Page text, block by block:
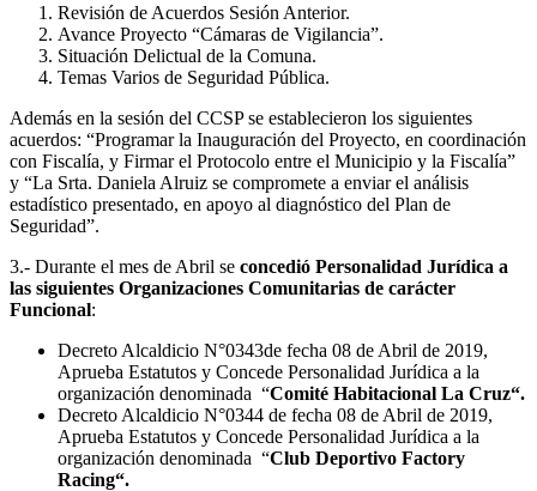
Revisión de Acuerdos Sesión Anterior.
Avance Proyecto “Cámaras de Vigilancia”.
Situación Delictual de la Comuna.
Temas Varios de Seguridad Pública.
Además en la sesión del CCSP se establecieron los siguientes
acuerdos: “Programar la Inauguración del Proyecto, en coordinación
con Fiscalía, y Firmar el Protocolo entre el Municipio y la Fiscalía”
y “La Srta. Daniela Alruiz se compromete a enviar el análisis
estadístico presentado, en apoyo al diagnóstico del Plan de
Seguridad”.
3.- Durante el mes de Abril se concedió Personalidad Jurídica a
las siguientes Organizaciones Comunitarias de carácter
Funcional:
Decreto Alcaldicio N°0343de fecha 08 de Abril de 2019,
Aprueba Estatutos y Concede Personalidad Jurídica a la
organización denominada “Comité Habitacional La Cruz“.
Decreto Alcaldicio N°0344 de fecha 08 de Abril de 2019,
Aprueba Estatutos y Concede Personalidad Jurídica a la
organización denominada “Club Deportivo Factory
Racing“.